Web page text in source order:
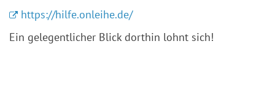
https://hilfe.onleihe.de/
Ein gelegentlicher Blick dorthin lohnt sich!